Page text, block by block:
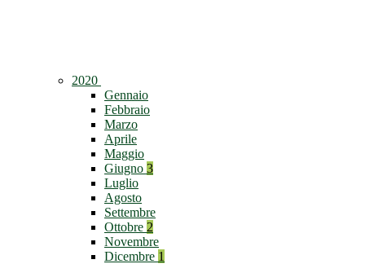
2020
Gennaio
Febbraio
Marzo
Aprile
Maggio
Giugno 3
Luglio
Agosto
Settembre
Ottobre 2
Novembre
Dicembre 1